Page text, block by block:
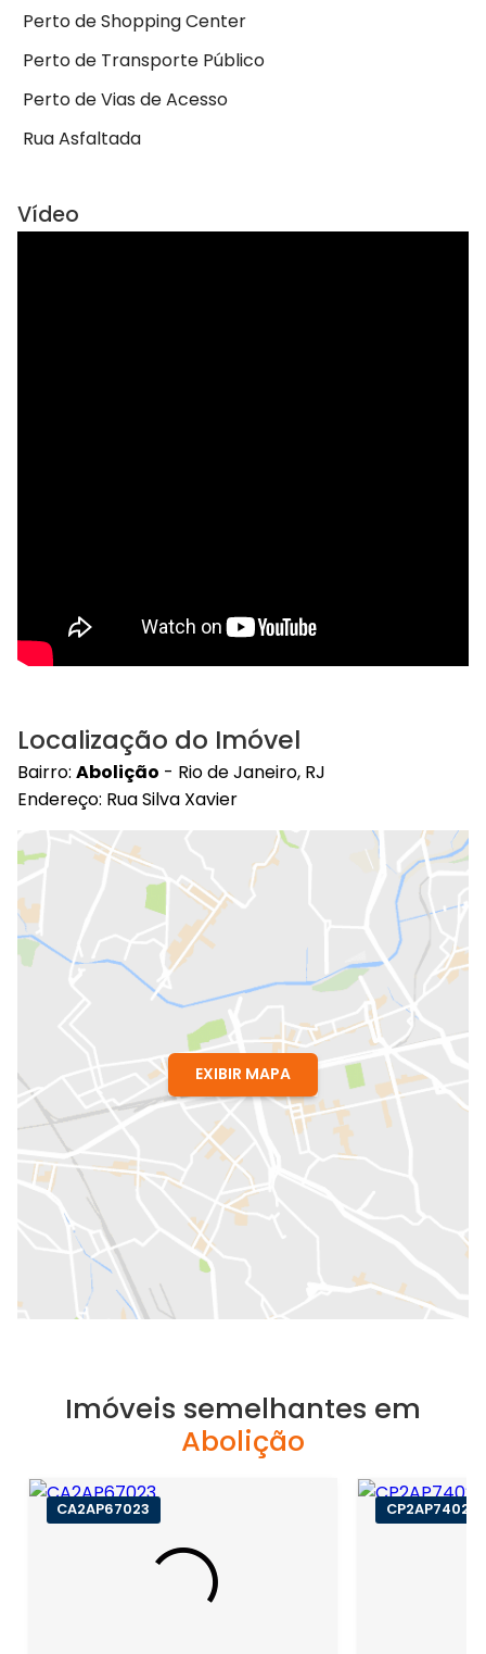
Perto de Shopping Center
Perto de Transporte Público
Perto de Vias de Acesso
Rua Asfaltada
Vídeo
Localização do Imóvel
Bairro: Abolição - Rio de Janeiro, RJ
Endereço: Rua Silva Xavier
EXIBIR MAPA
Imóveis semelhantes em
Abolição
CA2AP67023 CP2AP74027